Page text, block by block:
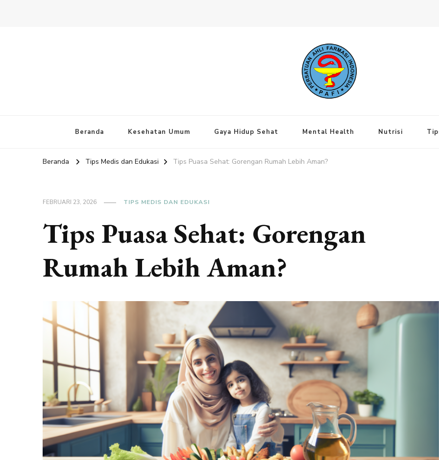
Beranda Kesehatan Umum Gaya Hidup Sehat Mental Health Nutrisi
Beranda Tips Medis dan Edukasi Tips Puasa Sehat: Gorengan Rumah Lebih Aman?
FEBRUARI 23, 2026 TIPS MEDIS DAN EDUKASI
Tips Puasa Sehat: Gorengan
Rumah Lebih Aman?